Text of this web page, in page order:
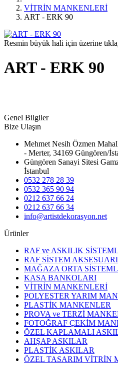
VİTRİN MANKENLERİ
ART - ERK 90
Resmin büyük hali için üzerine
ART - ERK 90
Genel Bilgiler
Bize Ulaşın
Mehmet Nesih Özmen
- Merter, 34169 Güngören/
Güngören Sanayi Sitesi
İstanbul
0532 278 28 39
0532 365 90 94
0212 637 66 24
0212 637 66 34
info@artistdekorasyon.net
Ürünler
RAF ve ASKILIK
RAF SİSTEM
MAĞAZA ORTA
KASA BANKOLARI
VİTRİN MANKENLERİ
POLYESTER YARIM
PLASTİK MANKENLER
PROVA ve TERZİ
FOTOĞRAF ÇEKİM
ÖZEL KAPLAMALI
AHŞAP ASKILAR
PLASTİK ASKILAR
ÖZEL TASARIM VİTRİN